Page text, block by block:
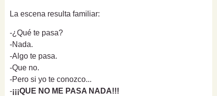
La escena resulta familiar:
-¿Qué te pasa?
-Nada.
-Algo te pasa.
-Que no.
-Pero si yo te conozco...
-¡¡¡QUE NO ME PASA NADA!!!